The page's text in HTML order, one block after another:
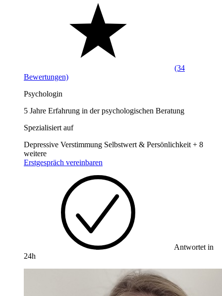
(34
Bewertungen)
Psychologin
5 Jahre Erfahrung in der psychologischen Beratung
Spezialisiert auf
Depressive Verstimmung Selbstwert & Persönlichkeit + 8
weitere
Erstgespräch vereinbaren
Antwortet in
24h